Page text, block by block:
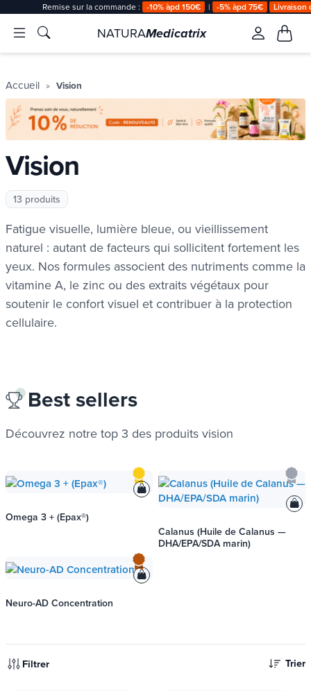
Payez en 2x 3x avec alma
NATURAMedicatrix
Accueil Vision
Vision
13 produits
Fatigue visuelle, lumière bleue, ou vieillissement
naturel : autant de facteurs qui sollicitent fortement les
yeux. Nos formules associent des nutriments comme la
vitamine A, le zinc ou des extraits végétaux pour
soutenir le confort visuel et contribuer à la protection
cellulaire.
Best sellers
Découvrez notre top 3 des produits vision
Omega 3 + (Epax®)
Calanus (Huile de Calanus —
DHA/EPA/SDA marin)
Neuro-AD Concentration
Filtrer Trier